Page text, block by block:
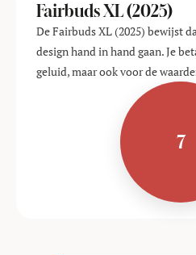
Fairbuds XL (2025)
De Fairbuds XL (2025) bewijst
design hand in hand gaan. Je
geluid, maar ook voor de
7